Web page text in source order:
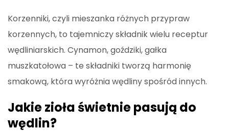
Korzenniki, czyli mieszanka różnych przypraw
korzennych, to tajemniczy składnik wielu receptur
wędliniarskich. Cynamon, goździki, gałka
muszkatołowa – te składniki tworzą harmonię
smakową, która wyróżnia wędliny spośród innych.
Jakie zioła świetnie pasują do
wędlin?